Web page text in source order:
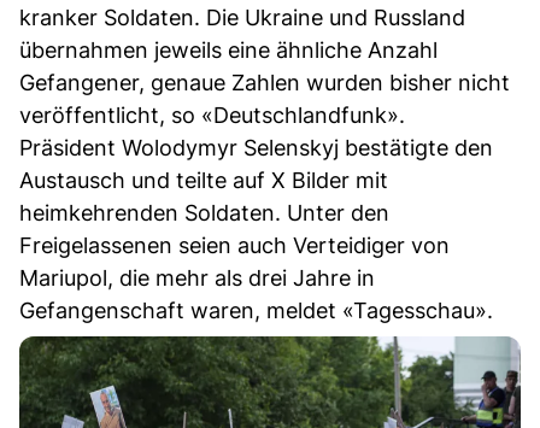
kranker Soldaten. Die Ukraine und Russland
übernahmen jeweils eine ähnliche Anzahl
Gefangener, genaue Zahlen wurden bisher nicht
veröffentlicht, so «Deutschlandfunk».
Präsident Wolodymyr Selenskyj bestätigte den
Austausch und teilte auf X Bilder mit
heimkehrenden Soldaten. Unter den
Freigelassenen seien auch Verteidiger von
Mariupol, die mehr als drei Jahre in
Gefangenschaft waren, meldet «Tagesschau».